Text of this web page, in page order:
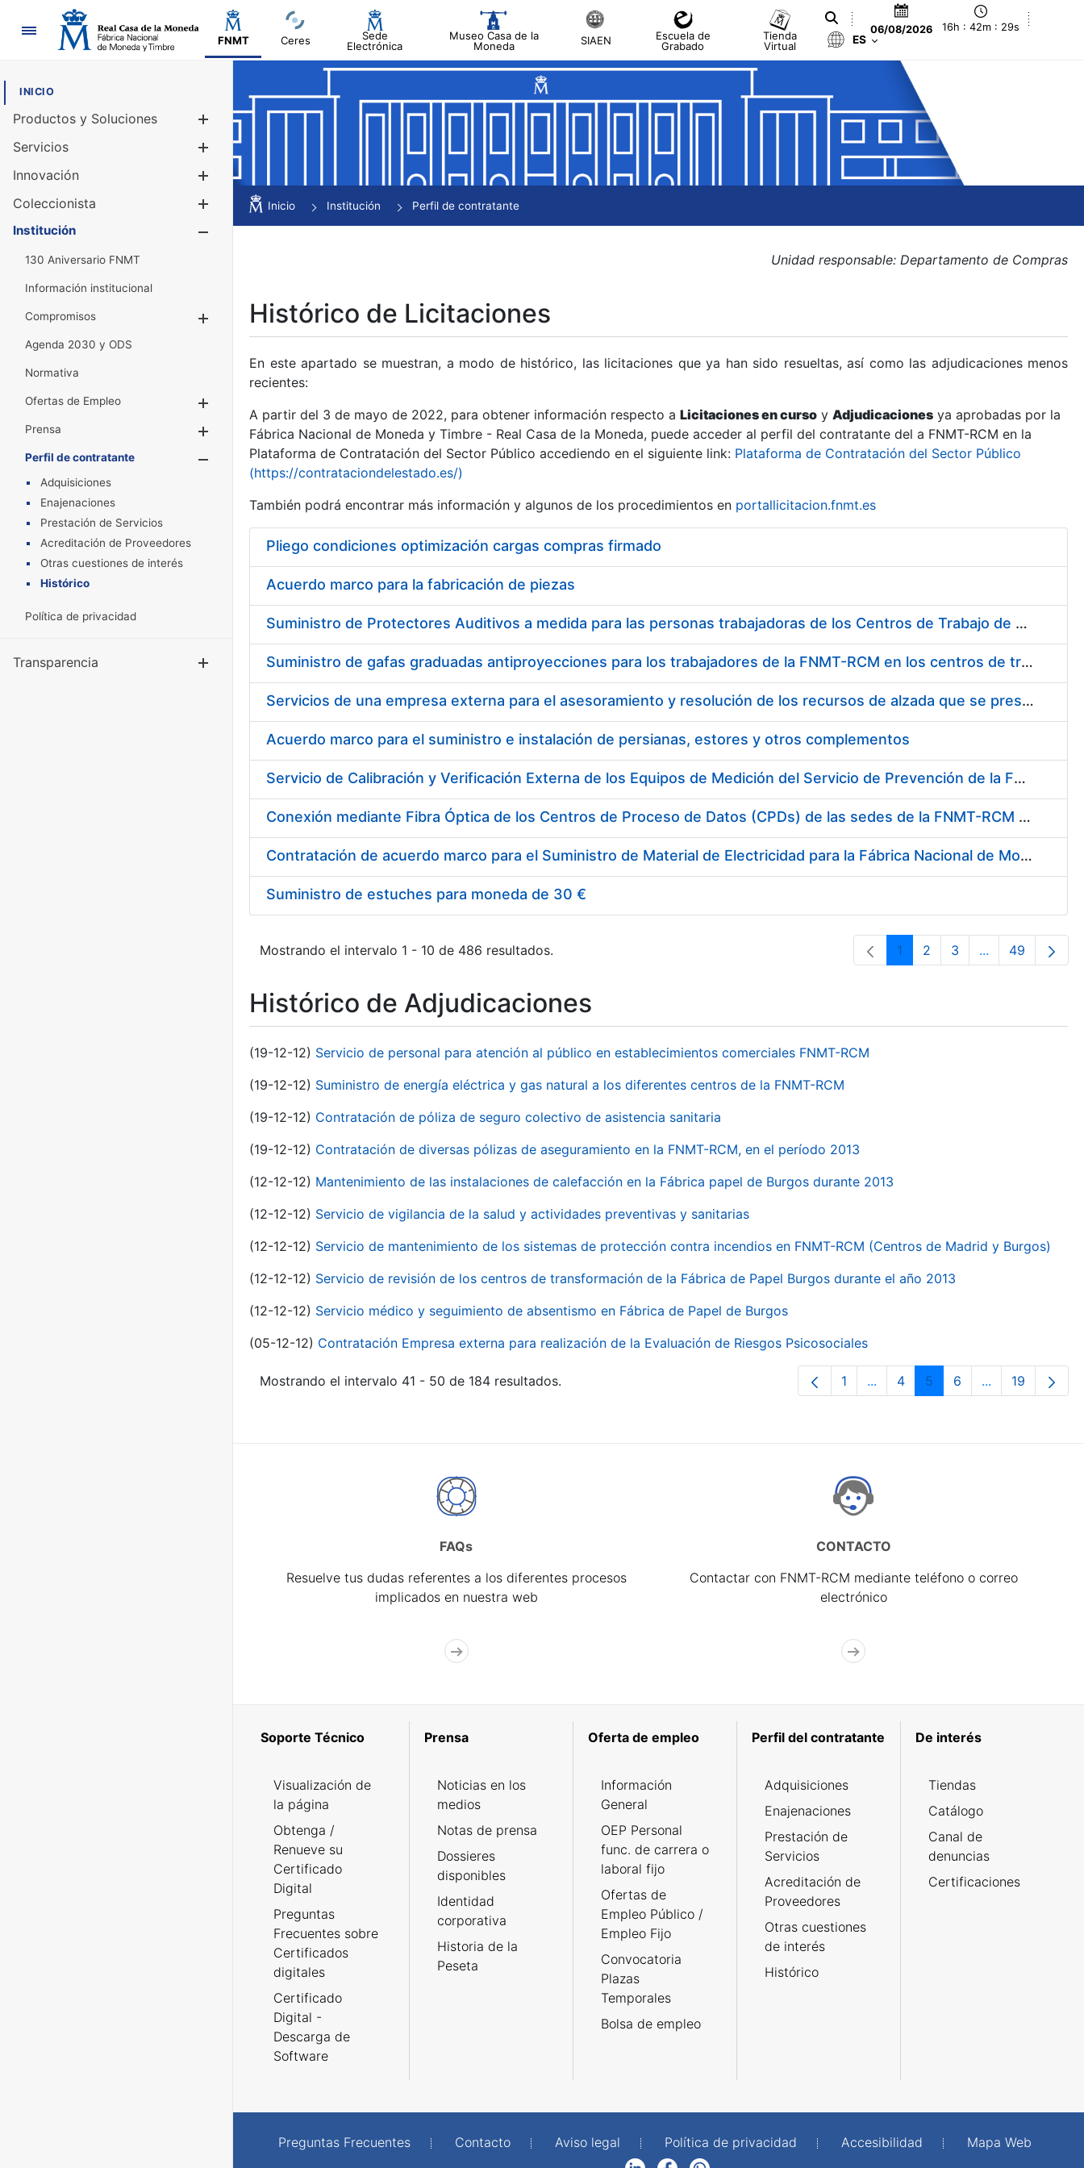
Navegación
FNMT Ceres
Sede
Electrónica
Museo Casa de la
Moneda
SIAEN
Escuela de
Grabado
Tienda
Virtual
06/08/2026 16h : 42m : 29s
ES
INICIO
Productos y Soluciones
Mostrar/Ocultar
Servicios
Innovación
Coleccionista
Mostrar/Ocultar
Institución
130 Aniversario FNMT
Información institucional
Compromisos
Mostrar/Ocultar
Agenda 2030 y ODS
Normativa
Ofertas de Empleo
Prensa
Mostrar/Ocultar
Perfil de contratante
Mostrar/Ocultar
Adquisiciones
Enajenaciones
Prestación de Servicios
Acreditación de Proveedores
Otras cuestiones de interés
Histórico
Política de privacidad
Transparencia Mostrar/Ocultar
Inicio Institución Perfil de contratante
Unidad responsable: Departamento de Compras
Histórico de Licitaciones
En este apartado se muestran, a modo de histórico, las licitaciones que ya han sido resueltas, así como las adjudicaciones menos
recientes:
A partir del 3 de mayo de 2022, para obtener información respecto a Licitaciones en curso y Adjudicaciones ya aprobadas por la
Fábrica Nacional de Moneda y Timbre - Real Casa de la Moneda, puede acceder al perfil del contratante del a FNMT-RCM en la
Plataforma de Contratación del Sector Público accediendo en el siguiente link: Plataforma de Contratación del Sector Público
(https://contrataciondelestado.es/)
También podrá encontrar más información y algunos de los procedimientos en portallicitacion.fnmt.es
Pliego condiciones optimización cargas compras firmado
Acuerdo marco para la fabricación de piezas
Suministro de Protectores Auditivos a medida para las personas trabajadoras de los Centros de Trabajo de Madrid y Burgos
Suministro de gafas graduadas antiproyecciones para los trabajadores de la FNMT-RCM en los centros de trabajo de Madrid y Burgos
Servicios de una empresa externa para el asesoramiento y resolución de los recursos de alzada que se presentan relacionados con procesos de selección para la FNMT-RCM
Acuerdo marco para el suministro e instalación de persianas, estores y otros complementos
Servicio de Calibración y Verificación Externa de los Equipos de Medición del Servicio de Prevención de la FNMT-RCM
Conexión mediante Fibra Óptica de los Centros de Proceso de Datos (CPDs) de las sedes de la FNMT-RCM de Burgos y Madrid
Contratación de acuerdo marco para el Suministro de Material de Electricidad para la Fábrica Nacional de Moneda y Timbre-Real Casa de la Moneda en su centro de trabajo de Burgos
Suministro de estuches para moneda de 30 €
Mostrando el intervalo 1 - 10 de 486 resultados. Página
1 Página
2 Página
3 ...PáginasPágina
49
Histórico de Adjudicaciones
(19-12-12) Servicio de personal para atención al público en establecimientos comerciales FNMT-RCM
(19-12-12) Suministro de energía eléctrica y gas natural a los diferentes centros de la FNMT-RCM
(19-12-12) Contratación de póliza de seguro colectivo de asistencia sanitaria
(19-12-12) Contratación de diversas pólizas de aseguramiento en la FNMT-RCM, en el período 2013
(12-12-12) Mantenimiento de las instalaciones de calefacción en la Fábrica papel de Burgos durante 2013
(12-12-12) Servicio de vigilancia de la salud y actividades preventivas y sanitarias
(12-12-12) Servicio de mantenimiento de los sistemas de protección contra incendios en FNMT-RCM (Centros de Madrid y Burgos)
(12-12-12) Servicio de revisión de los centros de transformación de la Fábrica de Papel Burgos durante el año 2013
(12-12-12) Servicio médico y seguimiento de absentismo en Fábrica de Papel de Burgos
(05-12-12) Contratación Empresa externa para realización de la Evaluación de Riesgos Psicosociales
Mostrando el intervalo 41 - 50 de 184 resultados. Página
1 ...Páginas intermedias Use TAB
Página
4 Página
5 Página
6 ...PáginasPágina
19
FAQs
Resuelve tus dudas referentes a los diferentes procesos
implicados en nuestra web
CONTACTO
Contactar con FNMT-RCM mediante teléfono o correo
electrónico
Soporte Técnico
Visualización de
la página
Obtenga /
Renueve su
Certificado
Digital
Preguntas
Frecuentes sobre
Certificados
digitales
Certificado
Digital -
Descarga de
Software
Prensa
Noticias en los
medios
Notas de prensa
Dossieres
disponibles
Identidad
corporativa
Historia de la
Peseta
Oferta de empleo
Información
General
OEP Personal
func. de carrera o
laboral fijo
Ofertas de
Empleo Público /
Empleo Fijo
Convocatoria
Plazas
Temporales
Bolsa de empleo
Perfil del contratante
Adquisiciones
Enajenaciones
Prestación de
Servicios
Acreditación de
Proveedores
Otras cuestiones
de interés
Histórico
De interés
Tiendas
Catálogo
Canal de
denuncias
Certificaciones
Preguntas Frecuentes Contacto Aviso legal Política de privacidad Accesibilidad
Mapa Web